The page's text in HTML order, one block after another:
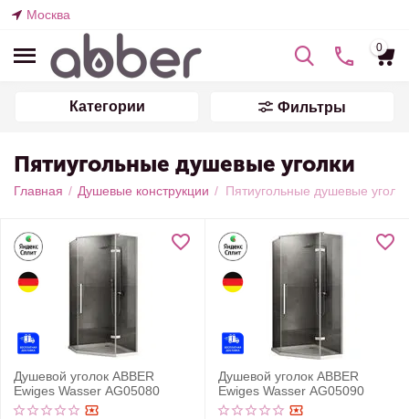
Москва
0
Категории Фильтры
Пятиугольные душевые уголки
Главная / Душевые конструкции / Пятиугольные душевые уголки
Душевой уголок ABBER
Ewiges Wasser AG05080
Душевой уголок ABBER
Ewiges Wasser AG05090